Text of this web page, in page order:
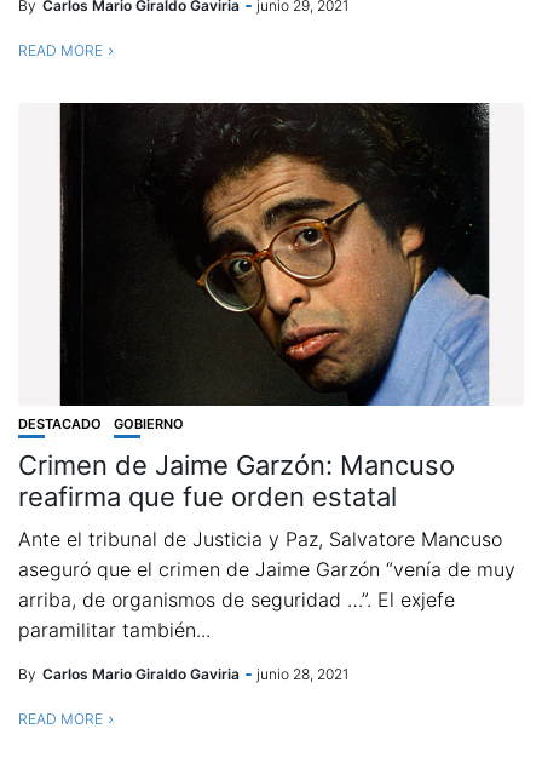
By Carlos Mario Giraldo Gaviria junio 29, 2021
READ MORE
DESTACADO GOBIERNO
Crimen de Jaime Garzón: Mancuso
reafirma que fue orden estatal
Ante el tribunal de Justicia y Paz, Salvatore Mancuso
aseguró que el crimen de Jaime Garzón “venía de muy
arriba, de organismos de seguridad …”. El exjefe
paramilitar también...
By Carlos Mario Giraldo Gaviria junio 28, 2021
READ MORE